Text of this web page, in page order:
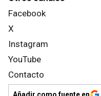
Facebook
X
Instagram
YouTube
Contacto